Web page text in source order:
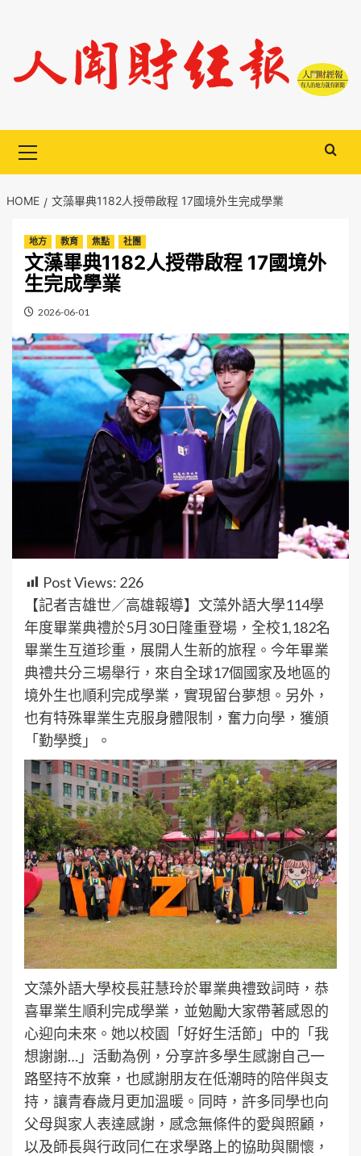
content
Menu
HOME 文藻畢典1182人授帶啟程 17國境外生完成學業
地方 教育 焦點 社團
文藻畢典1182人授帶啟程 17國境外
生完成學業
2026-06-01
Post Views: 226
【記者吉雄世／高雄報導】文藻外語大學114學
年度畢業典禮於5月30日隆重登場，全校1,182名
畢業生互道珍重，展開人生新的旅程。今年畢業
典禮共分三場舉行，來自全球17個國家及地區的
境外生也順利完成學業，實現留台夢想。另外，
也有特殊畢業生克服身體限制，奮力向學，獲頒
「勤學獎」。
文藻外語大學校長莊慧玲於畢業典禮致詞時，恭
喜畢業生順利完成學業，並勉勵大家帶著感恩的
心迎向未來。她以校園「好好生活節」中的「我
想謝謝…」活動為例，分享許多學生感謝自己一
路堅持不放棄，也感謝朋友在低潮時的陪伴與支
持，讓青春歲月更加溫暖。同時，許多同學也向
父母與家人表達感謝，感念無條件的愛與照顧，
以及師長與行政同仁在求學路上的協助與關懷，